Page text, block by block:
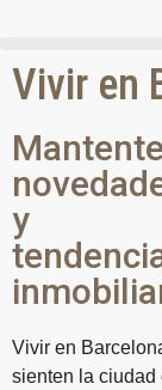
Vivir en
y
Vivir en
sienten la ciudad